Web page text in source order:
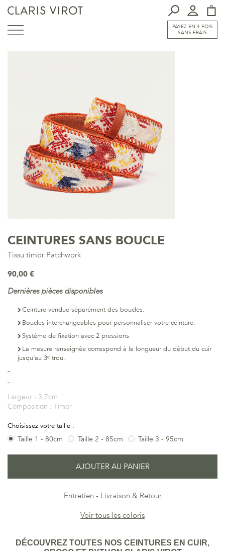
PAYEZ EN 4 FOIS
SANS FRAIS
CEINTURES SANS BOUCLE
Tissu timor Patchwork
90,00 €
Dernières pièces disponibles
Ceinture vendue séparément des boucles.
Boucles interchangeables pour personnaliser votre ceinture.
Système de fixation avec 2 pressions
La mesure renseignée correspond à la longueur du début du cuir
jusqu’au 3ᵉ trou.​​​​​​​
Largeur : 3,7cm
Composition : Timor
Choisissez votre taille :
Taille 1 - 80cm Taille 2 - 85cm Taille 3 - 95cm
AJOUTER AU PANIER
Entretien
Livraison & Retour
Voir tous les coloris
DÉCOUVREZ TOUTES NOS CEINTURES EN CUIR,